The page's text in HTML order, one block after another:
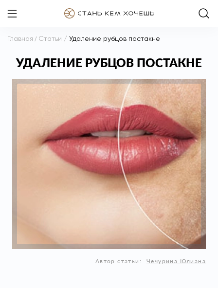
Главная / Статьи / Удаление рубцов постакне
УДАЛЕНИЕ РУБЦОВ ПОСТАКНЕ
Автор статьи: Чечурина Юлиана